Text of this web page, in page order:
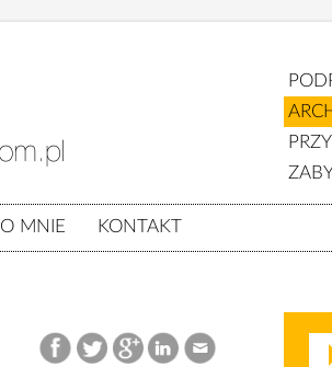
O MNIE KONTAKT